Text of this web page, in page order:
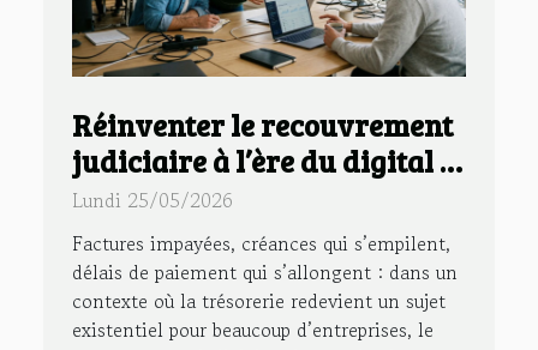
Réinventer le recouvrement
judiciaire à l’ère du digital :
l’exemple des start-ups
françaises
Lundi 25/05/2026
Factures impayées, créances qui s’empilent,
délais de paiement qui s’allongent : dans un
contexte où la trésorerie redevient un sujet
existentiel pour beaucoup d’entreprises, le